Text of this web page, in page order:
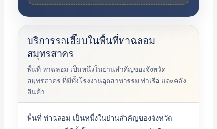
บริการรถเฮี๊ยบในพื้นที่ท่าฉลอม
สมุทรสาคร
พื้นที่ ท่าฉลอม เป็นหนึ่งในย่านสำคัญของจังหวัด
สมุทรสาคร ที่มีทั้งโรงงานอุตสาหกรรม ท่าเรือ และคลัง
สินค้า
พื้นที่ ท่าฉลอม เป็นหนึ่งในย่านสำคัญของจังหวัด